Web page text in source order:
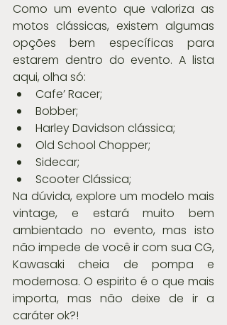
Como um evento que valoriza as
motos clássicas, existem algumas
opções bem específicas para
estarem dentro do evento. A lista
aqui, olha só:
Cafe’ Racer;
Bobber;
Harley Davidson clássica;
Old School Chopper;
Sidecar;
Scooter Clássica;
Na dúvida, explore um modelo mais
vintage, e estará muito bem
ambientado no evento, mas isto
não impede de você ir com sua CG,
Kawasaki cheia de pompa e
modernosa. O espirito é o que mais
importa, mas não deixe de ir a
caráter ok?!